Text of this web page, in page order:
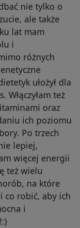
nie tylko o
ale także
lat mam
i
różnych
ułożył dla
Włączyłam też
oraz
ich poziomu
Po trzech
lepiej,
więcej energii
też wielu
na które
co robić, aby ich
i